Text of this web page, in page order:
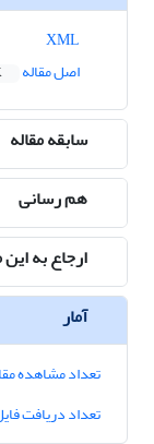
اصل مقاله
سابقه مقاله
هم رسانی
ارجاع به این
آمار
تعداد مشاهده
تعداد دریافت